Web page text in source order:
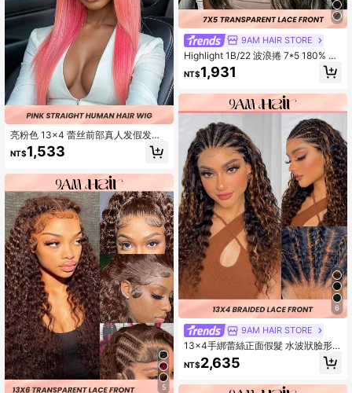
亮粉色 13x4 蕾丝前部真人发假发，
女士透明蕾丝长直发雷米假发，日常
派对度假全天佩戴，密度 150% 22 英
NT$1,533
5
9AM HAIR STORE
Highlight 1B/22 波浪捲 7*5 180% 蕾
絲前頂假髮，預拔嬰兒髮，真人髮，
女款
NT$1,931
6
9AM HAIR STORE
13x4手綁蕾絲正面假髮 水波狀臉形
設計 棕黑二色 超高比例180密度女士
人髮 預擢暈染自然髮線
NT$2,635